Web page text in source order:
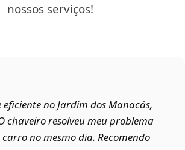
nossos serviços!
no Jardim dos Manacás,
chaveiro resolveu meu problema
no mesmo dia. Recomendo